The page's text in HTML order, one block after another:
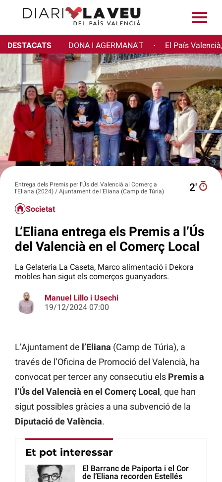
DESTACATS DONA I AGERMANA'T · El País
Entrega dels Premis per l'Ús del Valencià al Comerç a
l'Eliana (2024) / Ajuntament de l'Eliana (Camp de Túria)
2′
Societat
L’Eliana entrega els Premis a l’Ús
del Valencià en el Comerç Local
La Gelateria La Caseta, Marco alimentació i Dekora
mobles han sigut els comerços guanyadors.
Manuel Lillo i Usechi
19/12/2024 07:00
L’Ajuntament de l’Eliana (Camp de Túria), a
través de l’Oficina de Promoció del Valencià, ha
convocat per tercer any consecutiu els Premis a
l’Ús del Valencià en el Comerç Local, que han
sigut possibles gràcies a una subvenció de la
Diputació de València.
Et pot interessar
El Barranc de Paiporta i el Cor
de l’Eliana recorden Estellés